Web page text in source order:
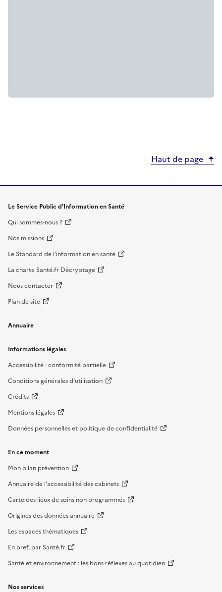
Haut de page
Le Service Public d'Information en Santé
Qui sommes-nous ?
Nos missions
Le Standard de l’information en santé
La charte Santé.fr Décryptage
Nous contacter
Plan de site
Annuaire
Informations légales
Accessibilité : conformité partielle
Conditions générales d'utilisation
Crédits
Mentions légales
Données personnelles et politique de confidentialité
En ce moment
Mon bilan prévention
Annuaire de l'accessibilité des cabinets
Carte des lieux de soins non programmés
Origines des données annuaire
Les espaces thématiques
En bref, par Santé.fr
Santé et environnement : les bons réflexes au quotidien
Nos services